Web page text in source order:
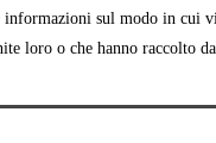
sul modo in cui
loro o che hanno raccolto
